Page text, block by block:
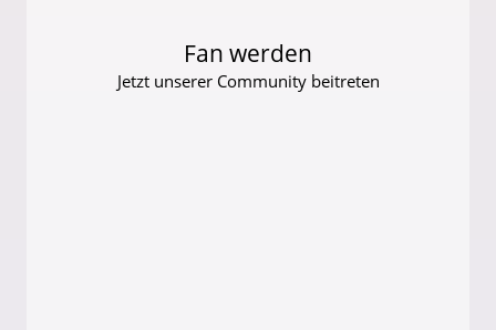
Fan werden
Jetzt unserer Community beitreten